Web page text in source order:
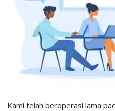
Kami telah beroperasi lama